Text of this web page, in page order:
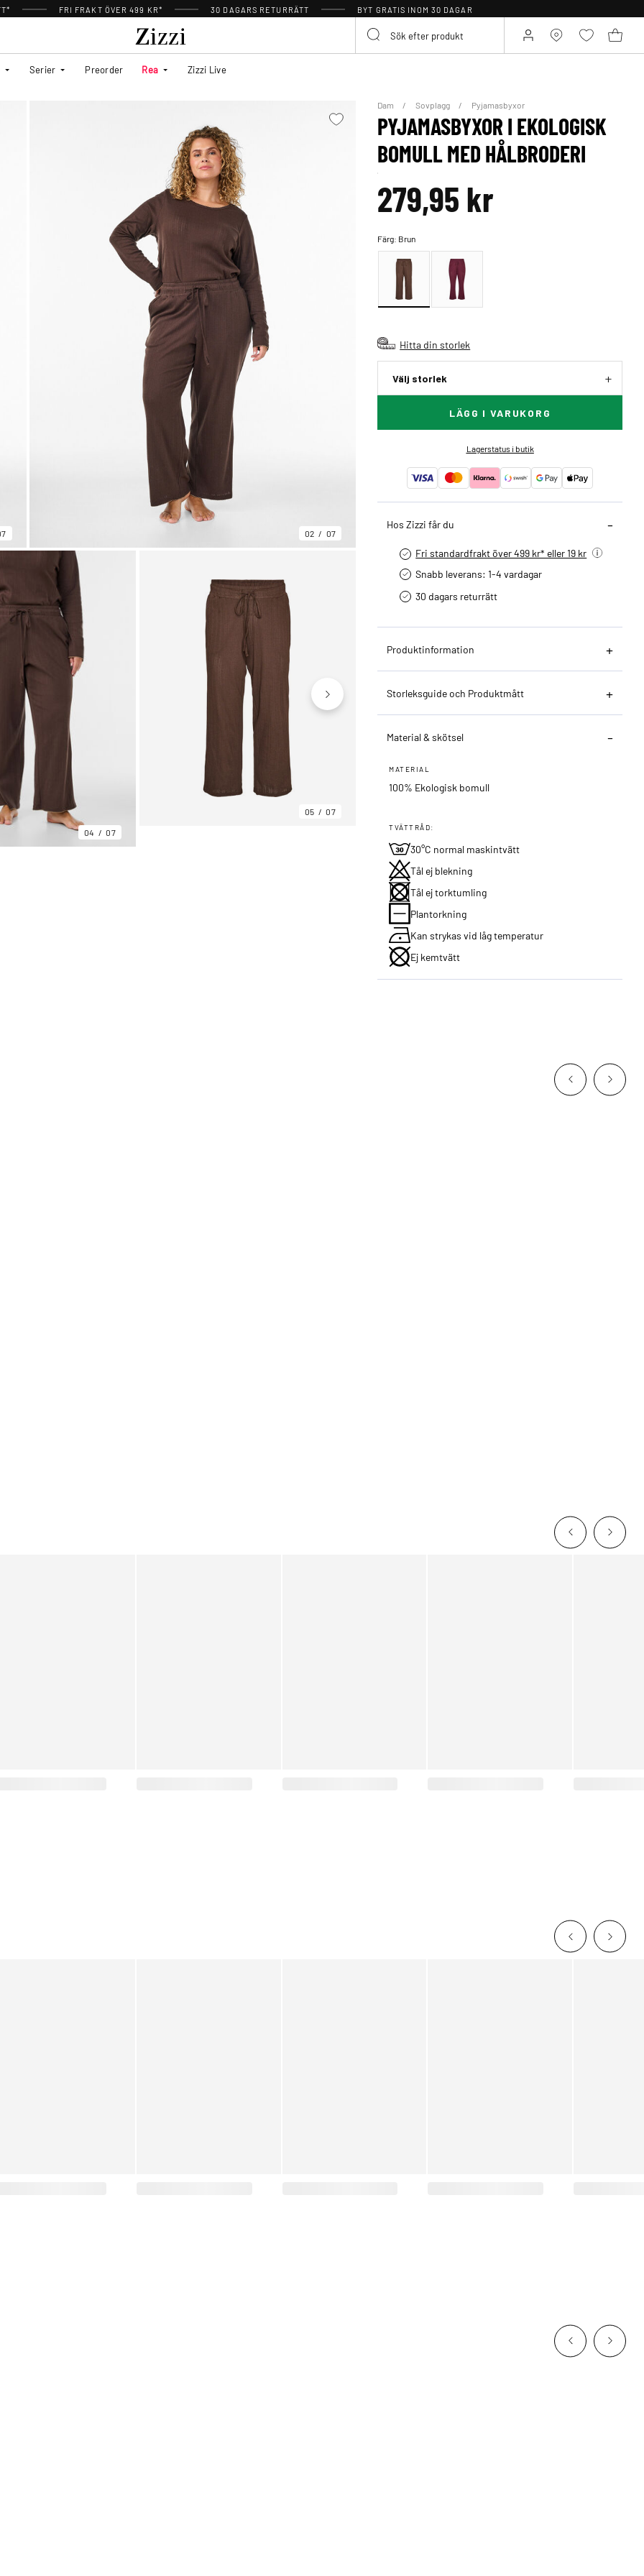
FRI FRAKT ÖVER 499 KR* 30 DAGARS RETURRÄTT BYT GRATIS INOM 30 DAGAR
Serier Preorder Rea Zizzi Live
02 07
04 07
05 07
Dam Sovplagg Pyjamasbyxor
PYJAMASBYXOR I EKOLOGISK
BOMULL MED HÅLBRODERI
279,95 kr
Färg: Brun
Hitta din storlek
Välj storlek
LÄGG I VARUKORG
Lagerstatus i butik
Hos Zizzi får du
Fri standardfrakt över 499 kr* eller 19 kr
Snabb leverans: 1-4 vardagar
30 dagars returrätt­
Produktinformation
Storleksguide och Produktmått
Material & skötsel
MATERIAL
100% Ekologisk bomull
TVÄTTRÅD:
30°C normal maskintvätt
Tål ej blekning
Tål ej torktumling
Plantorkning
Kan strykas vid låg temperatur
Ej kemtvätt